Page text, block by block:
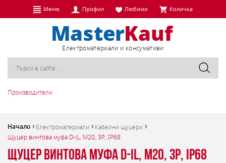
Меню Профил Любими Количка
Eлектроматериали и консумативи
Производители
Начало Електроматериали
Кабелни щуцери
Щуцер винтова муфа D-iL, M20, 3P, IP68
Щуцер винтова муфа D-iL, M20, 3P, IP68